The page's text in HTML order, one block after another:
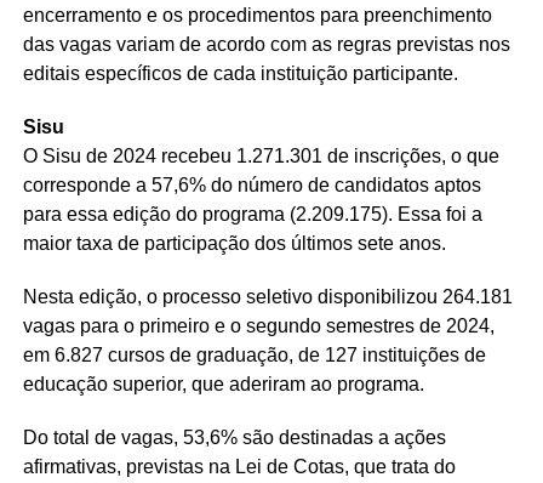
encerramento e os procedimentos para preenchimento
das vagas variam de acordo com as regras previstas nos
editais específicos de cada instituição participante.
Sisu
O Sisu de 2024 recebeu 1.271.301 de inscrições, o que
corresponde a 57,6% do número de candidatos aptos
para essa edição do programa (2.209.175). Essa foi a
maior taxa de participação dos últimos sete anos.
Nesta edição, o processo seletivo disponibilizou 264.181
vagas para o primeiro e o segundo semestres de 2024,
em 6.827 cursos de graduação, de 127 instituições de
educação superior, que aderiram ao programa.
Do total de vagas, 53,6% são destinadas a ações
afirmativas, previstas na Lei de Cotas, que trata do